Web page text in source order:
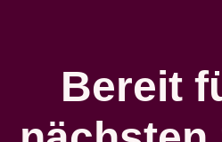
Bereit